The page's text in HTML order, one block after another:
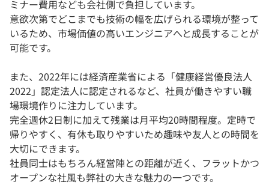
ミナー費⽤なども会社側で負担しています。
意欲次第でどこまでも技術の幅を広げられる環境が整って
いるため、市場価値の⾼いエンジニアへと成長することが
可能です。
また、2022年には経済産業省による「健康経営優良法人
2022」認定法人に認定されるなど、社員が働きやすい職
場環境作りに注⼒しています。
完全週休2⽇制に加えて残業は⽉平均20時間程度。定時で
帰りやすく、有休も取りやすいため趣味や友⼈との時間を
⼤切にできます。
社員同⼠はもちろん経営陣との距離が近く、フラットかつ
オープンな社⾵も弊社の⼤きな魅力の⼀つです。